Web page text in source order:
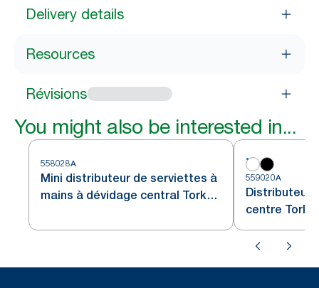
Delivery details
Resources
Révisions
You might also be interested in...
558028A
Mini distributeur de serviettes à
mains à dévidage central Tork
559020A
Distributeur
centre Tork